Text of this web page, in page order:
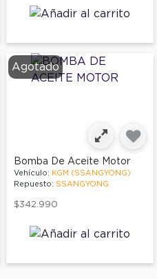
Agotado
Bomba De Aceite Motor
Vehículo: KGM (SSANGYONG)
Repuesto: SSANGYONG
$342.990